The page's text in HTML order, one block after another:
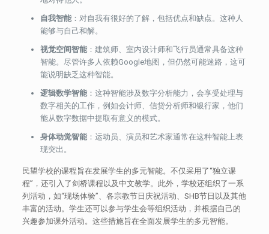
自我智能：对自我有很好的了解，包括优点和缺点。这种人
能够与自己和解。
视觉空间智能：建筑师、室内设计师和飞行员通常具备这种
智能。尽管许多人依赖Google地图，但仍然可能迷路，这可
能说明缺乏这种智能。
逻辑数学智能：这种智能涉及数字分析能力，会享受处理与
数字相关的工作，例如会计师、信贷分析师和银行家，他们
能从数字数据中提取有意义的模式。
身体动觉智能：运动员、演员和艺术家通常在这种智能上表
现突出。
民望学校的课程旨在发展学生的多元智能。不仅采用了“独立课
程”，还引入了剑桥课程以及中文教学。此外，学校还组织了一系
列活动，如“现场体验”、各宗教节日庆祝活动、SHB节日以及其他
丰富的活动。学生还可以参与学生会等组织活动，并根据自己的
兴趣参加课外活动。这些措施旨在全面发展学生的多元智能。